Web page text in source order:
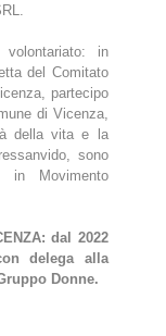
in
del Comitato
partecipo
di Vicenza,
della vita e la
sono
in Movimento
dal 2022
delega alla
Donne.